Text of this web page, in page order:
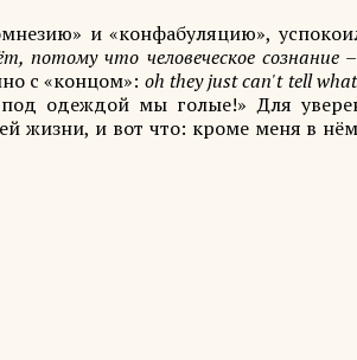
и «конфабуляцию»,
потому что человеческое
с «концом»: оh they just can't tell
одеждой мы голые!» Для
жизни, и вот что: кроме меня в